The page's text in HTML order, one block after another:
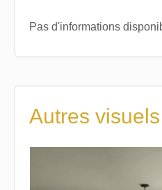
Pas d'informations
Autres visuels